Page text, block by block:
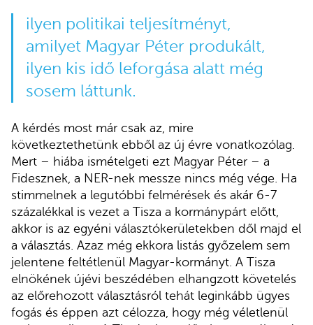
ilyen politikai teljesítményt,
amilyet Magyar Péter produkált,
ilyen kis idő leforgása alatt még
sosem láttunk.
A kérdés most már csak az, mire
következtethetünk ebből az új évre vonatkozólag.
Mert – hiába ismételgeti ezt Magyar Péter – a
Fidesznek, a NER-nek messze nincs még vége. Ha
stimmelnek a legutóbbi felmérések és akár 6-7
százalékkal is vezet a Tisza a kormánypárt előtt,
akkor is az egyéni választókerületekben dől majd el
a választás. Azaz még ekkora listás győzelem sem
jelentene feltétlenül Magyar-kormányt. A Tisza
elnökének újévi beszédében elhangzott követelés
az előrehozott választásról tehát leginkább ügyes
fogás és éppen azt célozza, hogy még véletlenül